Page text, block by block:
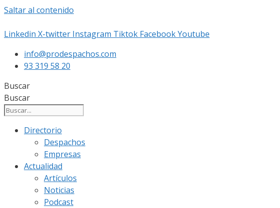
Saltar al contenido
Linkedin X-twitter Instagram Tiktok FacebookYoutube
info@prodespachos.com
93 319 58 20
Buscar
Buscar
Directorio
Despachos
Empresas
Actualidad
Artículos
Noticias
Podcast